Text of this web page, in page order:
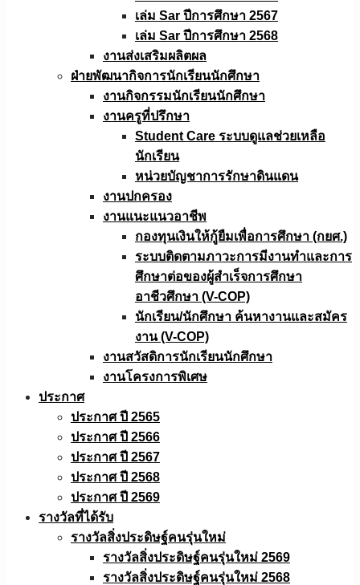
เล่ม Sar ปีการศึกษา 2567
เล่ม Sar ปีการศึกษา 2568
งานส่งเสริมผลิตผล
ฝ่ายพัฒนากิจการนักเรียนนักศึกษา
งานกิจกรรมนักเรียนนักศึกษา
งานครูที่ปรึกษา
Student Care ระบบดูแลช่วยเหลือ
นักเรียน
หน่วยบัญชาการรักษาดินแดน
งานปกครอง
งานแนะแนวอาชีพ
กองทุนเงินให้กู้ยืมเพื่อการศึกษา (กยศ.)
ระบบติดตามภาวะการมีงานทำและการ
ศึกษาต่อของผู้สำเร็จการศึกษา
อาชีวศึกษา (V-COP)
นักเรียน/นักศึกษา ค้นหางานและสมัคร
งาน (V-COP)
งานสวัสดิการนักเรียนนักศึกษา
งานโครงการพิเศษ
ประกาศ
ประกาศ ปี 2565
ประกาศ ปี 2566
ประกาศ ปี 2567
ประกาศ ปี 2568
ประกาศ ปี 2569
รางวัลที่ได้รับ
รางวัลสิ่งประดิษฐ์คนรุ่นใหม่
รางวัลสิ่งประดิษฐ์คนรุ่นใหม่ 2569
รางวัลสิ่งประดิษฐ์คนรุ่นใหม่ 2568